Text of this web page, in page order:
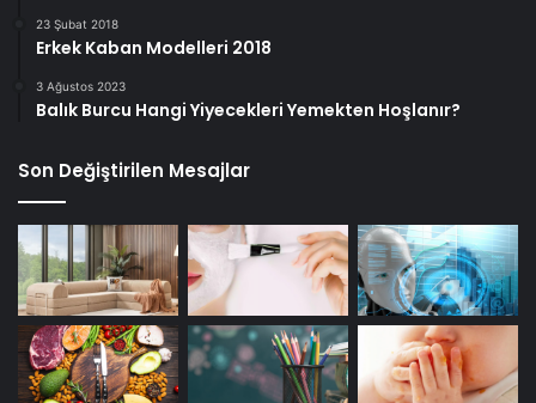
23 Şubat 2018
Erkek Kaban Modelleri 2018
3 Ağustos 2023
Balık Burcu Hangi Yiyecekleri Yemekten Hoşlanır?
Son Değiştirilen Mesajlar